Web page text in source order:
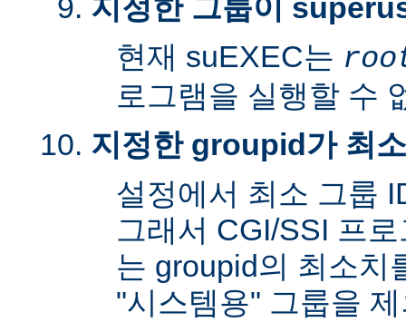
지정한 그룹이
현재 suEXEC는
로그램을 실행할 수
지정한 groupid가 최
설정에서 최소 그룹
그래서 CGI/SSI 프
는 groupid의 최소치
"시스템용" 그룹을